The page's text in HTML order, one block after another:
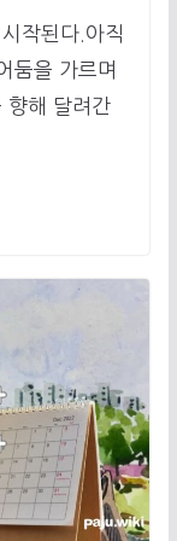
작된다.아직
둠을 가르며
향해 달려간